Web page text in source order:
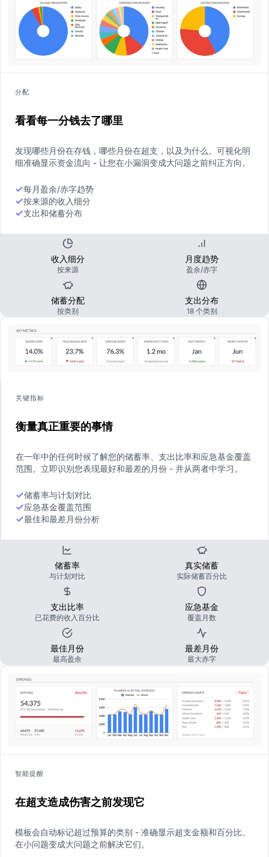
分配
看看每一分钱去了哪里
发现哪些月份在存钱，哪些月份在超支，以及为什么。可视化明
细准确显示资金流向 - 让您在小漏洞变成大问题之前纠正方向。
每月盈余/赤字趋势
按来源的收入细分
支出和储蓄分布
收入细分
按来源
月度趋势
盈余/赤字
储蓄分配
按类别
支出分布
18 个类别
关键指标
衡量真正重要的事情
在一年中的任何时候了解您的储蓄率、支出比率和应急基金覆盖
范围。立即识别您表现最好和最差的月份 - 并从两者中学习。
储蓄率与计划对比
应急基金覆盖范围
最佳和最差月份分析
储蓄率
与计划对比
真实储蓄
实际储蓄百分比
支出比率
已花费的收入百分比
应急基金
覆盖月数
最佳月份
最高盈余
最差月份
最大赤字
智能提醒
在超支造成伤害之前发现它
模板会自动标记超过预算的类别 - 准确显示超支金额和百分比。
在小问题变成大问题之前解决它们。